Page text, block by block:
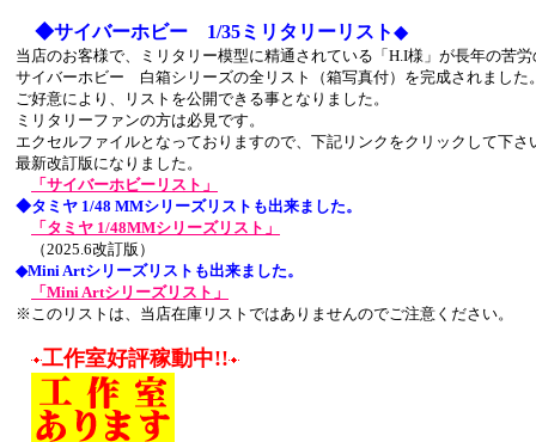
◆サイバーホビー 1/35ミリタリーリスト◆
当店のお客様で、ミリタリー模型に精通されている「H.I様」が長年の苦労
サイバーホビー 白箱シリーズの全リスト（箱写真付）を完成されました
ご好意により、リストを公開できる事となりました。
ミリタリーファンの方は必見です。
エクセルファイルとなっておりますので、下記リンクをクリックして下さ
最新改訂版になりました。
「サイバーホビーリスト」
◆タミヤ 1/48 MMシリーズリストも出来ました。
「タミヤ 1/48MMシリーズリスト」
（2025.6改訂版）
◆Mini Artシリーズリストも出来ました。
「Mini Artシリーズリスト」
※このリストは、当店在庫リストではありませんのでご注意ください。
工作室好評稼動中!!